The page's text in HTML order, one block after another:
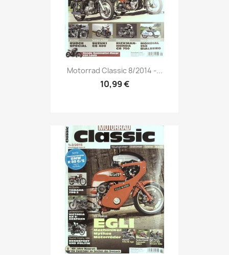
Vorschau
Motorrad Classic 8/2014 -...
10,99 €